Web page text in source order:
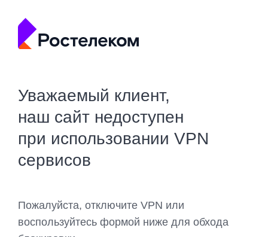
Уважаемый клиент,
наш сайт недоступен
при использовании VPN
сервисов
Пожалуйста, отключите VPN или
воспользуйтесь формой ниже для обхода